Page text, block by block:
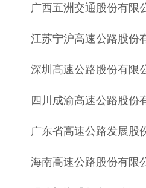
广西五洲交通股份有限
江苏宁沪高速公路股份
深圳高速公路股份有限
四川成渝高速公路股份
广东省高速公路发展股
海南高速公路股份有限